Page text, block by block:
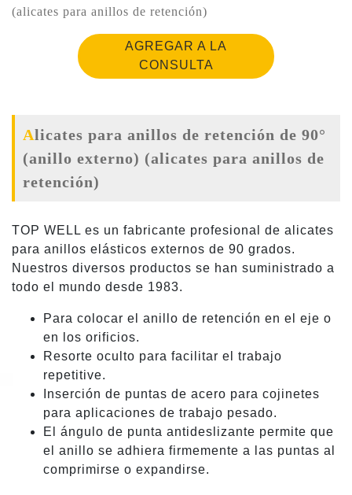
(alicates para anillos de retención)
AGREGAR A LA
CONSULTA
Alicates para anillos de retención de 90°
(anillo externo) (alicates para anillos de
retención)
TOP WELL es un fabricante profesional de alicates
para anillos elásticos externos de 90 grados.
Nuestros diversos productos se han suministrado a
todo el mundo desde 1983.
Para colocar el anillo de retención en el eje o
en los orificios.
Resorte oculto para facilitar el trabajo
repetitive.
Inserción de puntas de acero para cojinetes
para aplicaciones de trabajo pesado.
El ángulo de punta antideslizante permite que
el anillo se adhiera firmemente a las puntas al
comprimirse o expandirse.